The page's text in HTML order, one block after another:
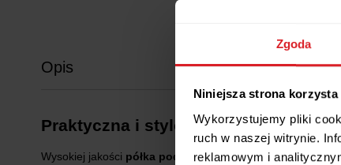
Zgoda
Niniejsza strona
Wykorzystujemy pliki
ruch w naszej witrynie.
reklamowym i
Opis
Praktyczna i stylowa półka
Wysokiej jakości półka pod monitor Spacetronik SPB-